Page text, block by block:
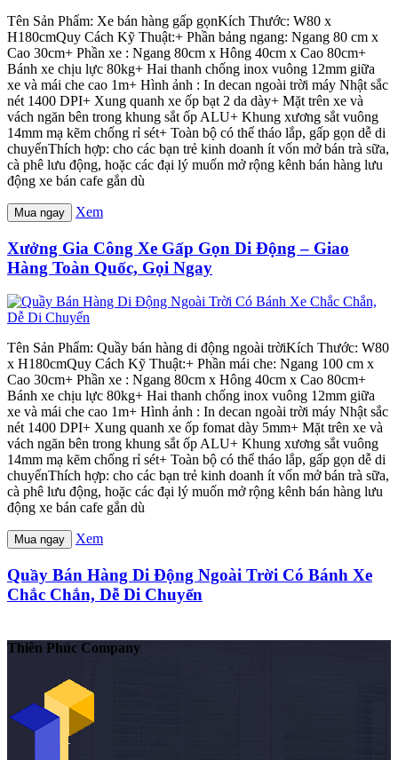
Tên Sản Phẩm: Xe bán hàng gấp gọnKích Thước: W80 x
H180cmQuy Cách Kỹ Thuật:+ Phần bảng ngang: Ngang 80 cm x
Cao 30cm+ Phần xe : Ngang 80cm x Hông 40cm x Cao 80cm+
Bánh xe chịu lực 80kg+ Hai thanh chống inox vuông 12mm giữa
xe và mái che cao 1m+ Hình ảnh : In decan ngoài trời máy Nhật sắc
nét 1400 DPI+ Xung quanh xe ốp bạt 2 da dày+ Mặt trên xe và
vách ngăn bên trong khung sắt ốp ALU+ Khung xương sắt vuông
14mm mạ kẽm chống rỉ sét+ Toàn bộ có thể tháo lắp, gấp gọn dễ di
chuyểnThích hợp: cho các bạn trẻ kinh doanh ít vốn mở bán trà sữa,
cà phê lưu động, hoặc các đại lý muốn mở rộng kênh bán hàng lưu
động xe bán cafe gắn dù
Mua ngay Xem
Xưởng Gia Công Xe Gấp Gọn Di Động – Giao
Hàng Toàn Quốc, Gọi Ngay
Tên Sản Phẩm: Quầy bán hàng di động ngoài trờiKích Thước: W80
x H180cmQuy Cách Kỹ Thuật:+ Phần mái che: Ngang 100 cm x
Cao 30cm+ Phần xe : Ngang 80cm x Hông 40cm x Cao 80cm+
Bánh xe chịu lực 80kg+ Hai thanh chống inox vuông 12mm giữa
xe và mái che cao 1m+ Hình ảnh : In decan ngoài trời máy Nhật sắc
nét 1400 DPI+ Xung quanh xe ốp fomat dày 5mm+ Mặt trên xe và
vách ngăn bên trong khung sắt ốp ALU+ Khung xương sắt vuông
14mm mạ kẽm chống rỉ sét+ Toàn bộ có thể tháo lắp, gấp gọn dễ di
chuyểnThích hợp: cho các bạn trẻ kinh doanh ít vốn mở bán trà sữa,
cà phê lưu động, hoặc các đại lý muốn mở rộng kênh bán hàng lưu
động xe bán cafe gắn dù
Mua ngay Xem
Quầy Bán Hàng Di Động Ngoài Trời Có Bánh Xe
Chắc Chắn, Dễ Di Chuyển
Thiên Phúc Company